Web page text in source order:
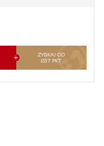
ZYSKAJ OD
237 PKT